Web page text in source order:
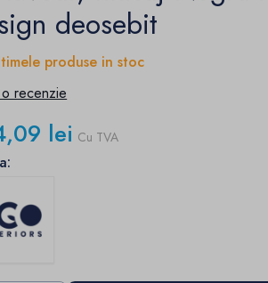
deosebit
produse in stoc
recenzie
lei Cu TVA